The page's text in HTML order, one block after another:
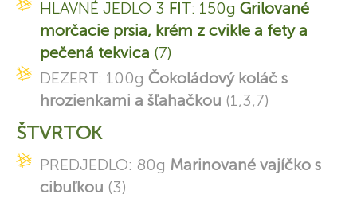
HLAVNÉ JEDLO 3 FIT: 150g Grilované
morčacie prsia, krém z cvikle a fety a
pečená tekvica (7)
DEZERT: 100g Čokoládový koláč s
hrozienkami a šľahačkou (1,3,7)
ŠTVRTOK
PREDJEDLO: 80g Marinované vajíčko s
cibuľkou (3)